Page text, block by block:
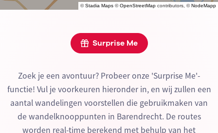
©Stadia Maps ©OpenStreetMap contributors, ©NodeMapp
Surprise Me
Zoek je een avontuur? Probeer onze 'Surprise Me'-
functie! Vul je voorkeuren hieronder in, en wij zullen een
aantal wandelingen voorstellen die gebruikmaken van
de wandelknooppunten in Barendrecht. De routes
worden real-time berekend met behulp van het